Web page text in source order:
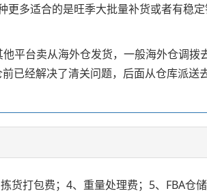
多适合的是旺季大批量补货或者有稳
平台卖从海外仓发货，一般海外仓调
已经解决了清关问题，后面从仓库派
打包费；4、重量处理费；5、FBA仓储